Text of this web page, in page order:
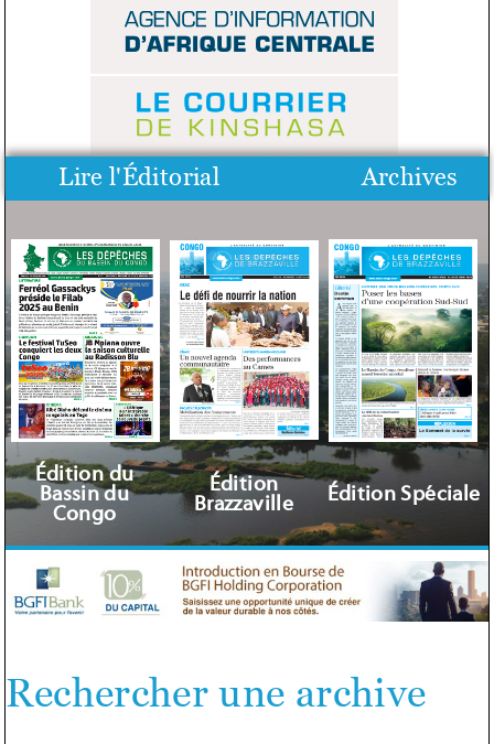
Lire l'Éditorial Archives
Édition du
Bassin du
Congo
Édition
Brazzaville
Édition Spéciale
Rechercher une archive